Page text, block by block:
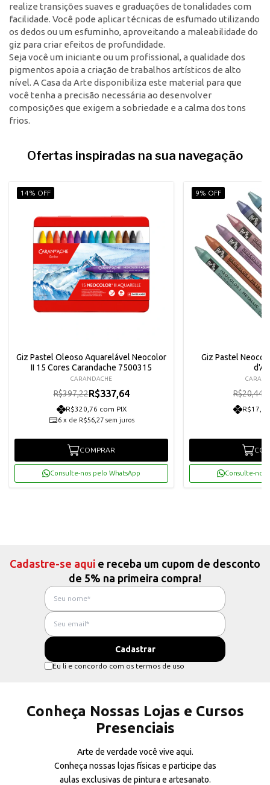
realize transições suaves e graduações de tonalidades com
facilidade. Você pode aplicar técnicas de esfumado utilizando
os dedos ou um esfuminho, aproveitando a maleabilidade do
giz para criar efeitos de profundidade.
Seja você um iniciante ou um profissional, a qualidade dos
pigmentos apoia a criação de trabalhos artísticos de alto
nível. A Casa da Arte disponibiliza este material para que
você tenha a precisão necessária ao desenvolver
composições que exigem a sobriedade e a calma dos tons
frios.
Ofertas inspiradas na sua navegação
14% OFF
Giz Pastel Oleoso Aquarelável Neocolor
II 15 Cores Carandache 7500315
CARANDACHE
R$397,22R$337,64
R$320,76 com PIX
6 x de R$56,27 sem juros
COMPRAR
Consulte-nos pelo WhatsApp
9% OFF
Giz Pastel
R$20,44
Consulte-nos
Cadastre-se aqui e receba um cupom de desconto
de 5% na primeira compra!
Eu li e concordo com os termos de uso
Conheça Nossas Lojas e Cursos
Presenciais
Arte de verdade você vive aqui.
Conheça nossas lojas físicas e participe das
aulas exclusivas de pintura e artesanato.